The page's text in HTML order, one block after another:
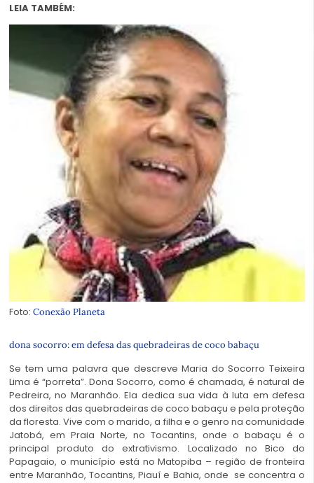
LEIA TAMBÉM:
Foto: Conexão Planeta
dona socorro: em defesa das quebradeiras de coco babaçu
Se tem uma palavra que descreve Maria do Socorro Teixeira
Lima é “porreta”. Dona Socorro, como é chamada, é natural de
Pedreira, no Maranhão. Ela dedica sua vida à luta em defesa
dos direitos das quebradeiras de coco babaçu e pela proteção
da floresta. Vive com o marido, a filha e o genro na comunidade
Jatobá, em Praia Norte, no Tocantins, onde o babaçu é o
principal produto do extrativismo. Localizado no Bico do
Papagaio, o município está no Matopiba – região de fronteira
entre Maranhão, Tocantins, Piauí e Bahia, onde se concentra o